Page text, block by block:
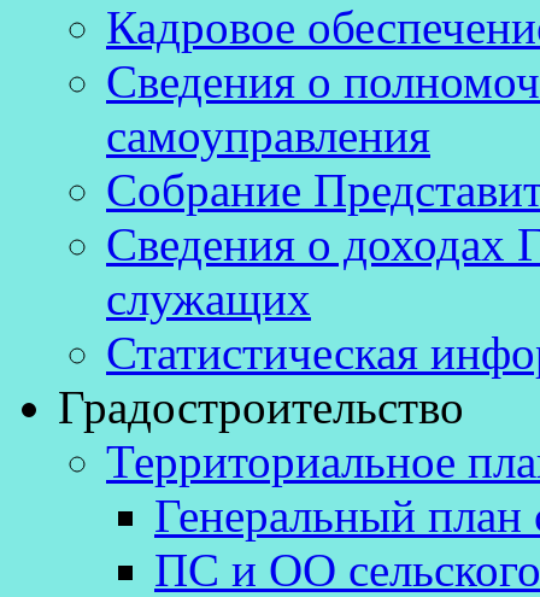
Кадровое
Сведения о
самоуправления
Собрание
Сведения о доходах
служащих
Статистическая
Градостроительство
Территориальное
Генеральный план
ПС и ОО